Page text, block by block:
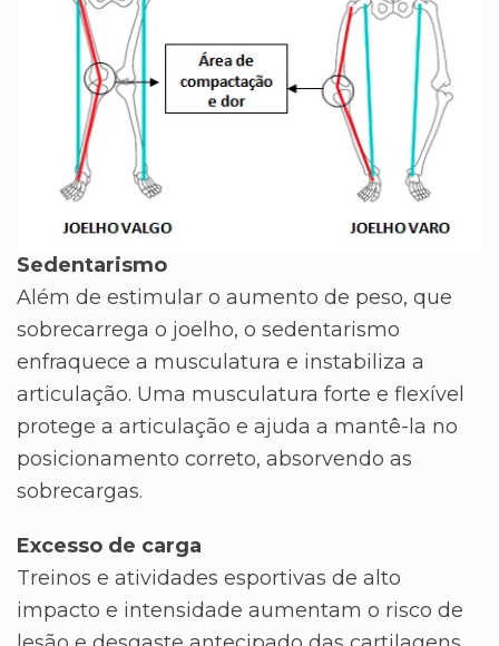
Sedentarismo
Além de estimular o aumento de peso, que
sobrecarrega o joelho, o sedentarismo
enfraquece a musculatura e instabiliza a
articulação. Uma musculatura forte e flexível
protege a articulação e ajuda a mantê-la no
posicionamento correto, absorvendo as
sobrecargas.
Excesso de carga
Treinos e atividades esportivas de alto
impacto e intensidade aumentam o risco de